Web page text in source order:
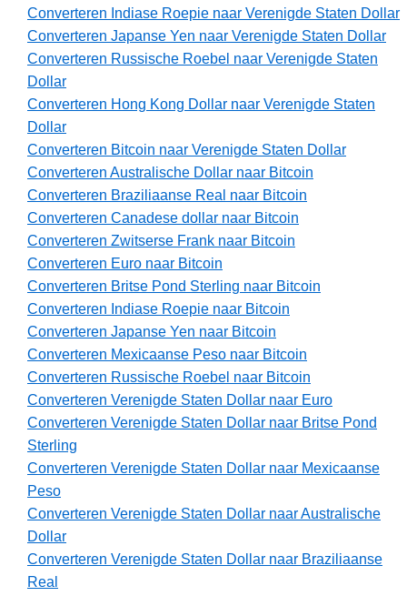
Converteren Indiase Roepie naar Verenigde Staten Dollar
Converteren Japanse Yen naar Verenigde Staten Dollar
Converteren Russische Roebel naar Verenigde Staten
Dollar
Converteren Hong Kong Dollar naar Verenigde Staten
Dollar
Converteren Bitcoin naar Verenigde Staten Dollar
Converteren Australische Dollar naar Bitcoin
Converteren Braziliaanse Real naar Bitcoin
Converteren Canadese dollar naar Bitcoin
Converteren Zwitserse Frank naar Bitcoin
Converteren Euro naar Bitcoin
Converteren Britse Pond Sterling naar Bitcoin
Converteren Indiase Roepie naar Bitcoin
Converteren Japanse Yen naar Bitcoin
Converteren Mexicaanse Peso naar Bitcoin
Converteren Russische Roebel naar Bitcoin
Converteren Verenigde Staten Dollar naar Euro
Converteren Verenigde Staten Dollar naar Britse Pond
Sterling
Converteren Verenigde Staten Dollar naar Mexicaanse
Peso
Converteren Verenigde Staten Dollar naar Australische
Dollar
Converteren Verenigde Staten Dollar naar Braziliaanse
Real